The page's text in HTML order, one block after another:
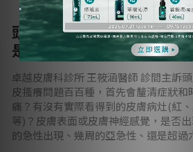
診間曾有一位年約20多歲的男性，因頭
一些毛囊周圍的膿皰，而後摸起來有
掉髮的症狀，嚴重時甚至局部會紅腫熱
灶，反反覆覆發作已經半
頭皮癢不停，找出致發
是關鍵！
卓越皮膚科診所 王筱涵醫師 診間主訴
皮搔癢問題百百種，首先會釐清症狀
痛？有沒有實際看得到的皮膚病灶(紅
等)？皮膚表面或皮膚神經感覺，是否
的急性出現、幾周的亞急性、還是超過